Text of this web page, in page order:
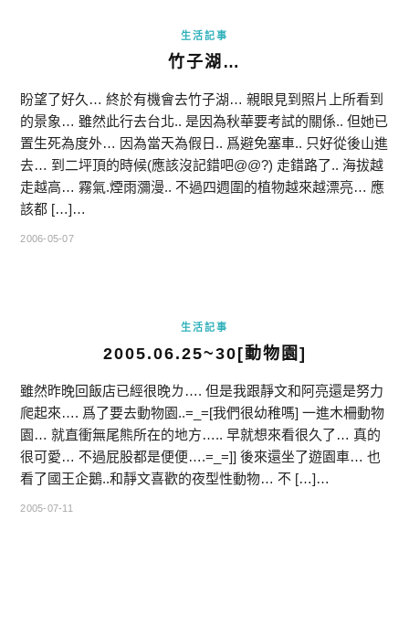
生活記事
竹子湖…
盼望了好久… 終於有機會去竹子湖… 親眼見到照片上所看到
的景象… 雖然此行去台北.. 是因為秋華要考試的關係.. 但她已
置生死為度外… 因為當天為假日.. 爲避免塞車.. 只好從後山進
去… 到二坪頂的時候(應該沒記錯吧@@?) 走錯路了.. 海拔越
走越高… 霧氣.煙雨瀰漫.. 不過四週圍的植物越來越漂亮… 應
該都 […]…
2006-05-07
生活記事
2005.06.25~30[動物園]
雖然昨晚回飯店已經很晚ㄌ…. 但是我跟靜文和阿亮還是努力
爬起來…. 爲了要去動物園..=_=[我們很幼稚嗎] 一進木柵動物
園… 就直衝無尾熊所在的地方….. 早就想來看很久了… 真的
很可愛… 不過屁股都是便便….=_=]] 後來還坐了遊園車… 也
看了國王企鵝..和靜文喜歡的夜型性動物… 不 […]…
2005-07-11